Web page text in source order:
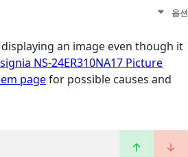
옵션
an image even though it
NS-24ER310NA17 Picture
pagefor possible causes and